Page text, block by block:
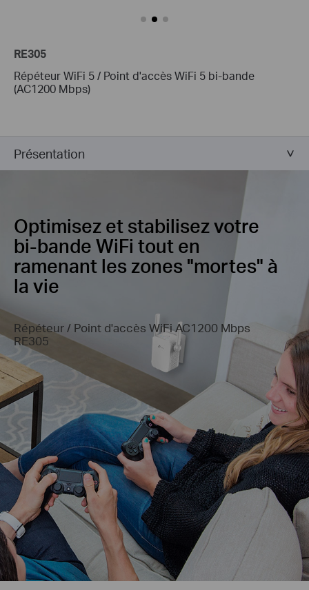
RE305
Répéteur WiFi 5 / Point d'accès WiFi 5 bi-bande
(AC1200 Mbps)
Présentation
Optimisez et stabilisez votre
bi-bande WiFi tout en
ramenant les zones "mortes" à
la vie
Répéteur / Point d'accès WiFi AC1200 Mbps
RE305